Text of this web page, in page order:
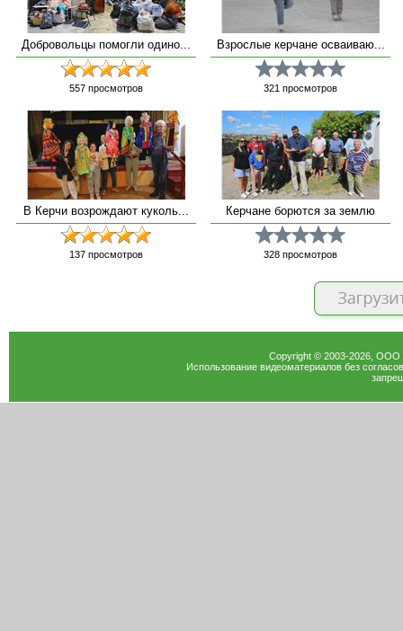
Добровольцы помогли одино...
557 просмотров
Взрослые керчане осваиваю...
321 просмотров
В Керчи возрождают куколь...
137 просмотров
Керчане борются за землю
328 просмотров
Copyright © 2003-2026, ООО
Использование видеоматериалов без